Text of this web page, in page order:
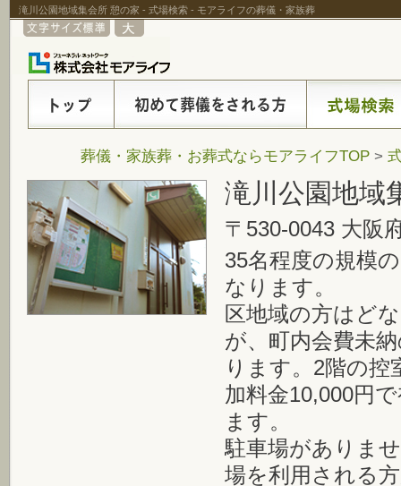
滝川公園地域集会所 憩の家 - 式場検索 - モアライフの葬儀・家族葬
葬儀・家族葬・お葬式ならモアライフTOP >
滝川公園地域
〒530-0043 大阪
35名程度の規模
なります。
区地域の方はど
が、町内会費未
ります。2階の控
加料金10,000円
ます。
駐車場がありま
場を利用される